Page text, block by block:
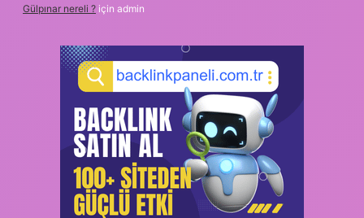
Gülpınar nereli ? için admin